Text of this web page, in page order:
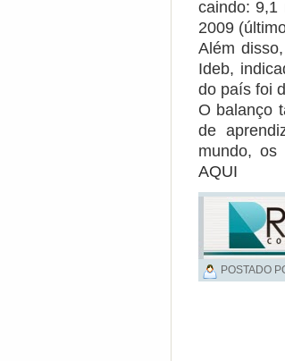
caindo: 9,1
2009
Além
Ideb,
do país foi
O balanço
de
mundo, os
AQUI
POSTADO